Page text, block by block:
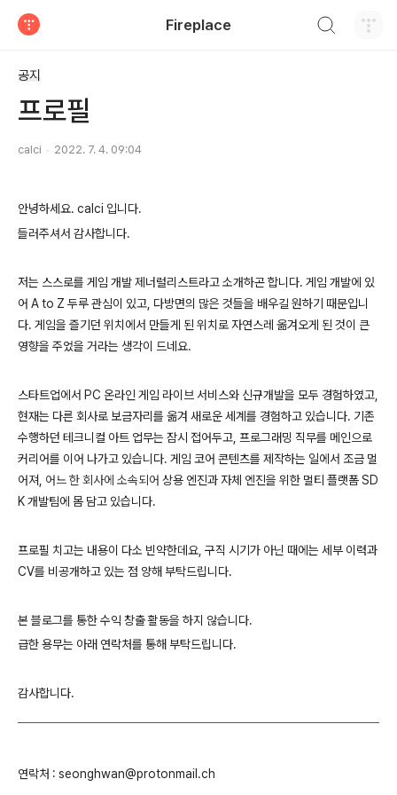
Fireplace
공지
프로필
calci 2022. 7. 4. 09:04
안녕하세요. calci 입니다.
들러주셔서 감사합니다.
저는 스스로를 게임 개발 제너럴리스트라고 소개하곤 합니다. 게임 개발에 있
어 A to Z 두루 관심이 있고, 다방면의 많은 것들을 배우길 원하기 때문입니
다. 게임을 즐기던 위치에서 만들게 된 위치로 자연스레 옮겨오게 된 것이 큰
영향을 주었을 거라는 생각이 드네요.
스타트업에서 PC 온라인 게임 라이브 서비스와 신규개발을 모두 경험하였고,
현재는 다른 회사로 보금자리를 옮겨 새로운 세계를 경험하고 있습니다. 기존
수행하던 테크니컬 아트 업무는 잠시 접어두고, 프로그래밍 직무를 메인으로
커리어를 이어 나가고 있습니다. 게임 코어 콘텐츠를 제작하는 일에서 조금 멀
어져, 어느 한 회사에 소속되어 상용 엔진과 자체 엔진을 위한 멀티 플랫폼 SD
K 개발팀에 몸 담고 있습니다.
프로필 치고는 내용이 다소 빈약한데요, 구직 시기가 아닌 때에는 세부 이력과
CV를 비공개하고 있는 점 양해 부탁드립니다.
본 블로그를 통한 수익 창출 활동을 하지 않습니다.
급한 용무는 아래 연락처를 통해 부탁드립니다.
감사합니다.
연락처 : seonghwan@protonmail.ch